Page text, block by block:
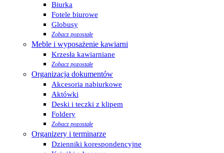
Biurka
Fotele biurowe
Globusy
Zobacz pozostałe
Meble i wyposażenie kawiarni
Krzesła kawiarniane
Zobacz pozostałe
Organizacja dokumentów
Akcesoria nabiurkowe
Aktówki
Deski i teczki z klipem
Foldery
Zobacz pozostałe
Organizery i terminarze
Dzienniki korespondencyjne